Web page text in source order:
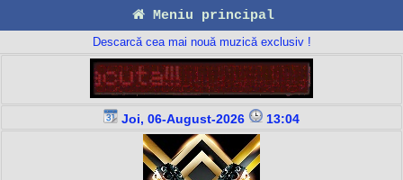
Meniu principal
Descarcă cea mai nouă muzică exclusiv !
Joi, 06-August-2026 13:04